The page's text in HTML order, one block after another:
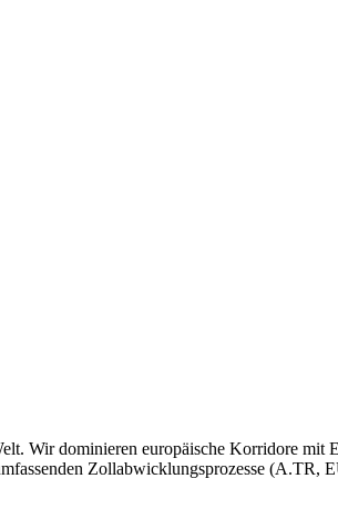
Wir dominieren europäische Korridore
Zollabwicklungsprozesse (A.TR,